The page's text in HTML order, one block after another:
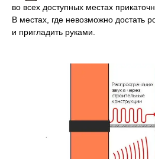
во всех доступных местах
В местах, где невозможно достать
и пригладить руками.